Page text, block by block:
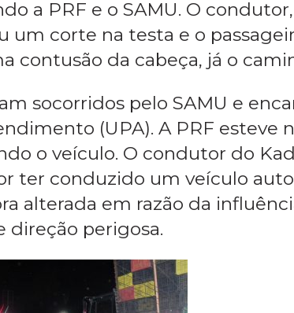
da Guarda Civil Municipal
um corte na testa e o
contusão da cabeça, já o
socorridos pelo SAMU e
(UPA). A PRF esteve
o veículo. O condutor do
alterada em razão da
direção perigosa.